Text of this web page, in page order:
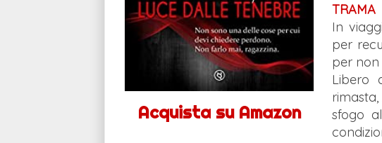
Acquista su Amazon
TRAMA
In
per
per non
Libero
sfogo